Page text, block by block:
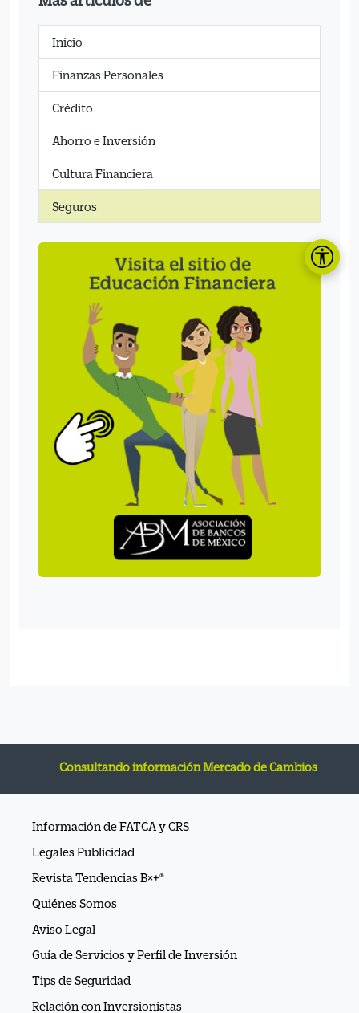
Inicio
Finanzas Personales
Crédito
Ahorro e Inversión
Cultura Financiera
Seguros
Consultando información Mercado de Cambios
Información de FATCA y CRS
Legales Publicidad
Revista Tendencias B×+®
Quiénes Somos
Aviso Legal
Guía de Servicios y Perfil de Inversión
Tips de Seguridad
Relación con Inversionistas